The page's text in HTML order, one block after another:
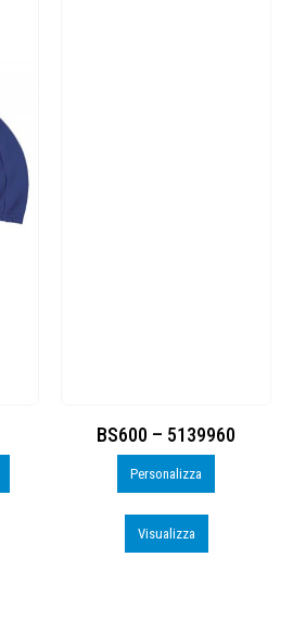
BS600 – 5139960
Personalizza
Visualizza